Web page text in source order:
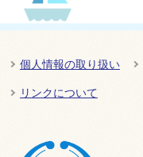
個人情報の取り扱い
リンクについて